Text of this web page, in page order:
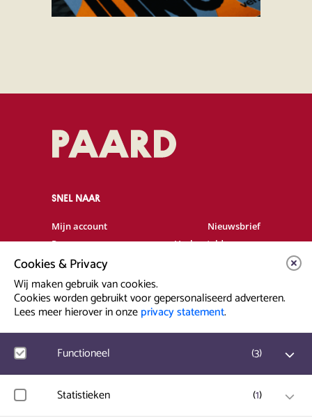
SNEL NAAR
Mijn account
Nieuwsbrief
Programma
Veelgestelde vragen
Partners & Sponsoren
Artiesten info
Prinsegracht 12
info@paard.nl
Cookies & Privacy
Wij maken gebruik van cookies.
Cookies worden gebruikt voor gepersonaliseerd adverteren.
Lees meer hierover in onzeprivacy statement.
Functioneel (3)
Google Analytics
Statistieken (1)